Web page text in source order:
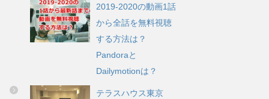
2019-2020の動画1話
から全話を無料視聴
する方法は？
Pandoraと
Dailymotionは？
テラスハウス東京